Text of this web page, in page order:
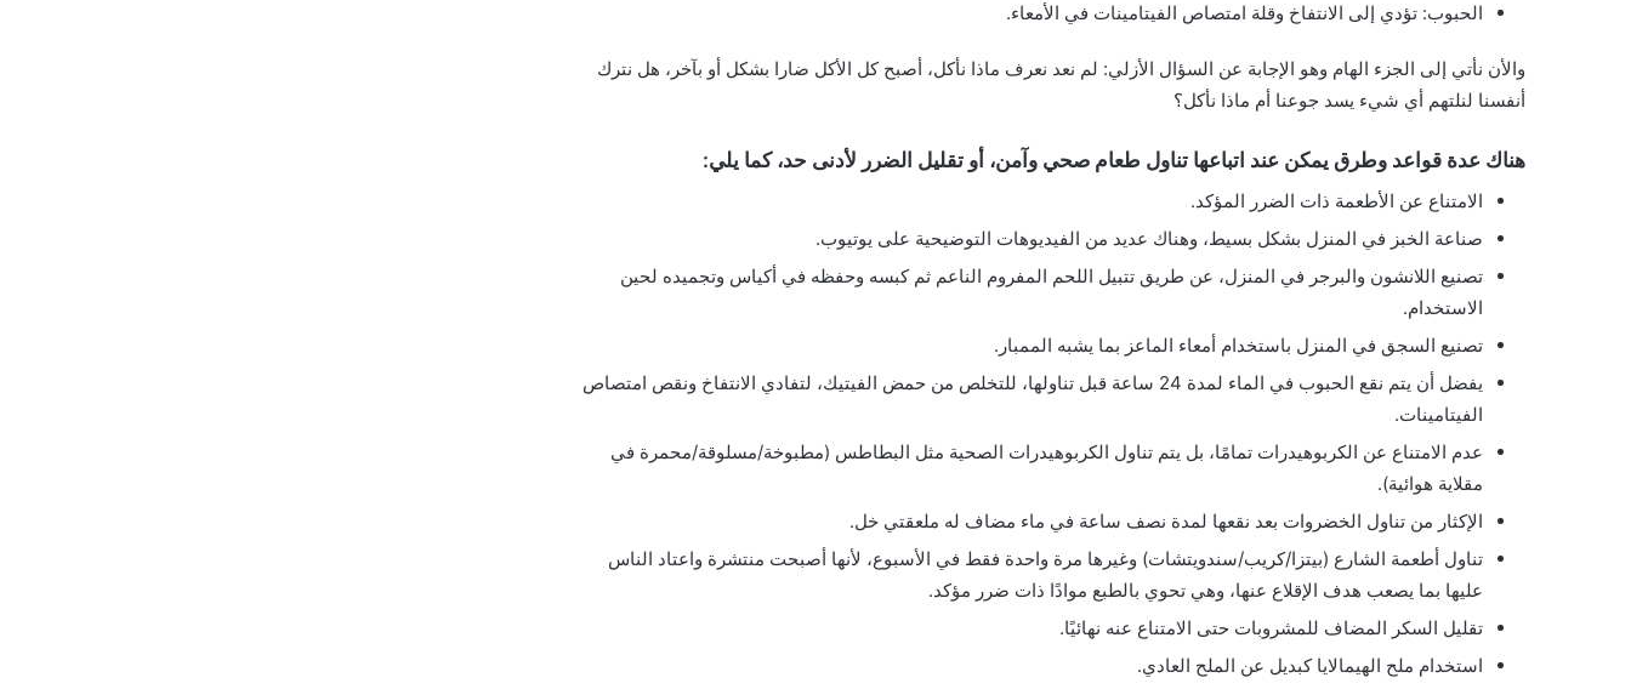
الحبوب: تؤدي إلى الانتفاخ وقلة امتصاص الفيتامينات في الأمعاء.
والأن نأتي إلى الجزء الهام وهو الإجابة عن السؤال الأزلي: لم نعد نعرف ماذا نأكل، أصبح كل الأكل ضارا بشكل أو بآخر، هل نترك
أنفسنا لنلتهم أي شيء يسد جوعنا أم ماذا نأكل؟
هناك عدة قواعد وطرق يمكن عند اتباعها تناول طعام صحي وآمن، أو تقليل الضرر لأدنى حد، كما يلي:
الامتناع عن الأطعمة ذات الضرر المؤكد.
صناعة الخبز في المنزل بشكل بسيط، وهناك عديد من الفيديوهات التوضيحية على يوتيوب.
تصنيع اللانشون والبرجر في المنزل، عن طريق تتبيل اللحم المفروم الناعم ثم كبسه وحفظه في أكياس وتجميده لحين
الاستخدام.
تصنيع السجق في المنزل باستخدام أمعاء الماعز بما يشبه الممبار.
يفضل أن يتم نقع الحبوب في الماء لمدة 24 ساعة قبل تناولها، للتخلص من حمض الفيتيك، لتفادي الانتفاخ ونقص امتصاص
الفيتامينات.
عدم الامتناع عن الكربوهيدرات تمامًا، بل يتم تناول الكربوهيدرات الصحية مثل البطاطس (مطبوخة/مسلوقة/محمرة في
مقلاية هوائية).
الإكثار من تناول الخضروات بعد نقعها لمدة نصف ساعة في ماء مضاف له ملعقتي خل.
تناول أطعمة الشارع (بيتزا/كريب/سندويتشات) وغيرها مرة واحدة فقط في الأسبوع، لأنها أصبحت منتشرة واعتاد الناس
عليها بما يصعب هدف الإقلاع عنها، وهي تحوي بالطبع موادًا ذات ضرر مؤكد.
تقليل السكر المضاف للمشروبات حتى الامتناع عنه نهائيًا.
استخدام ملح الهيمالايا كبديل عن الملح العادي.